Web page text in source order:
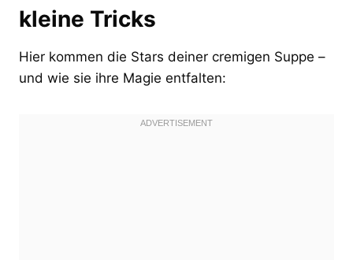
kleine Tricks
Hier kommen die Stars deiner cremigen Suppe –
und wie sie ihre Magie entfalten: